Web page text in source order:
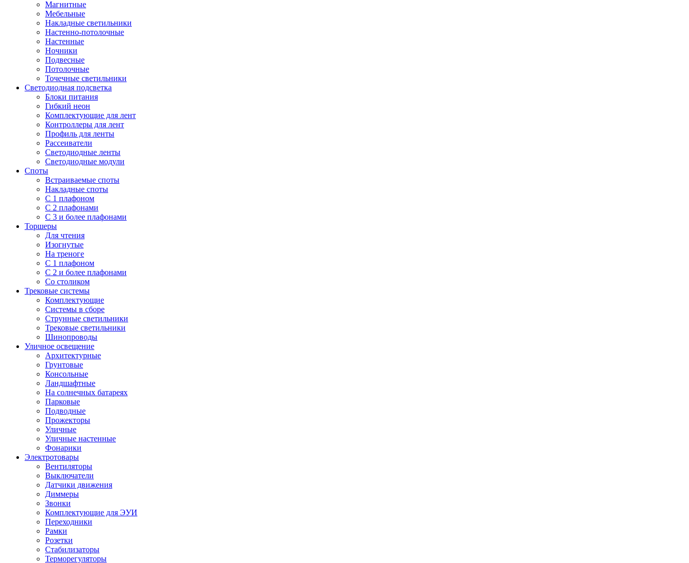
Магнитные
Мебельные
Накладные светильники
Настенно-потолочные
Настенные
Ночники
Подвесные
Потолочные
Точечные светильники
Светодиодная подсветка
Блоки питания
Гибкий неон
Комплектующие для лент
Контроллеры для лент
Профиль для ленты
Рассеиватели
Светодиодные ленты
Светодиодные модули
Споты
Встраиваемые споты
Накладные споты
С 1 плафоном
С 2 плафонами
С 3 и более плафонами
Торшеры
Для чтения
Изогнутые
На треноге
С 1 плафоном
С 2 и более плафонами
Со столиком
Трековые системы
Комплектующие
Системы в сборе
Струнные светильники
Трековые светильники
Шинопроводы
Уличное освещение
Архитектурные
Грунтовые
Консольные
Ландшафтные
На солнечных батареях
Парковые
Подводные
Прожекторы
Уличные
Уличные настенные
Фонарики
Электротовары
Вентиляторы
Выключатели
Датчики движения
Диммеры
Звонки
Комплектующие для ЭУИ
Переходники
Рамки
Розетки
Стабилизаторы
Терморегуляторы